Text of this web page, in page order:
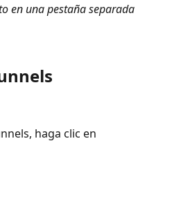
en una pestaña separada
haga clic en